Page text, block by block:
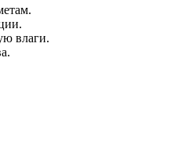
влаги.